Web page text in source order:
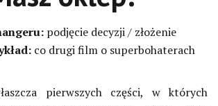
podjęcie decyzji / złożenie
co drugi film o superbohaterach
pierwszych części, w których